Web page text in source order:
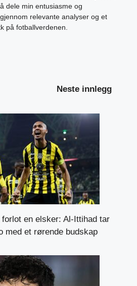
dele min entusiasme og
relevante analyser og et
på fotballverdenen.
Neste innlegg
en elsker: Al-Ittihad tar
med et rørende budskap